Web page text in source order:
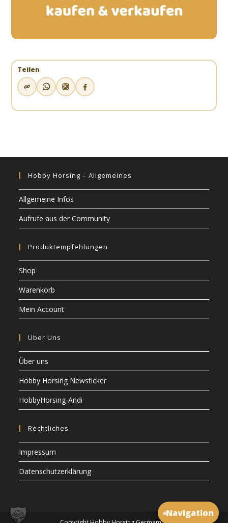
Teilen
Hobby Horsing – Allgemeines
Allgemeine Infos
Aufrufe aus der Community
Produktempfehlungen
Shop
Warenkorb
Mein Account
Über Uns
Über uns
Hobby Horsing Newsticker
HobbyHorsing-Andi
Rechtliches
Impressum
Datenschutzerklärung
≡Navigation